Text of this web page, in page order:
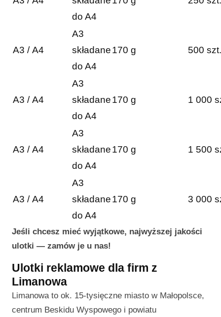
do A4
A3 / A4
A3
składane
do A4
170 g 500 szt.
A3 / A4
A3
składane
do A4
170 g 1 000
A3 / A4
A3
składane
do A4
170 g 1 500
A3 / A4
A3
składane
do A4
170 g 3 000
Jeśli chcesz mieć wyjątkowe, najwyższej jakości
ulotki — zamów je u nas!
Ulotki reklamowe dla firm z
Limanowa
Limanowa to ok. 15-tysięczne miasto w Małopolsce,
centrum Beskidu Wyspowego i powiatu